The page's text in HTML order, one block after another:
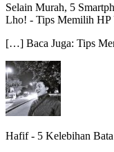
Selain Murah, 5
Lho! - Tips Memilih HP
[…] Baca Juga: Tips
Hafif- 5 Kelebihan